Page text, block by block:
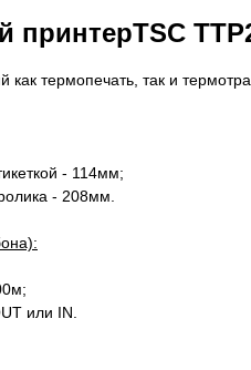
термопечать, так и
- 114мм;
- 208мм.
или IN.